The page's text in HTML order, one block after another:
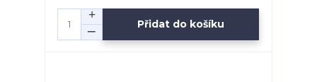
Přidat do košíku